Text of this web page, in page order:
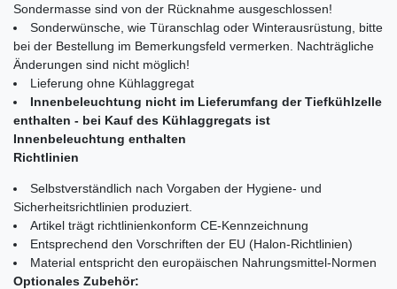
Sondermasse sind von der Rücknahme ausgeschlossen!
Sonderwünsche, wie Türanschlag oder Winterausrüstung, bitte
bei der Bestellung im Bemerkungsfeld vermerken. Nachträgliche
Änderungen sind nicht möglich!
Lieferung ohne Kühlaggregat
Innenbeleuchtung nicht im Lieferumfang der Tiefkühlzelle
enthalten - bei Kauf des Kühlaggregats ist
Innenbeleuchtung enthalten
Richtlinien
Selbstverständlich nach Vorgaben der Hygiene- und
Sicherheitsrichtlinien produziert.
Artikel trägt richtlinienkonform CE-Kennzeichnung
Entsprechend den Vorschriften der EU (Halon-Richtlinien)
Material entspricht den europäischen Nahrungsmittel-Normen
Optionales Zubehör: